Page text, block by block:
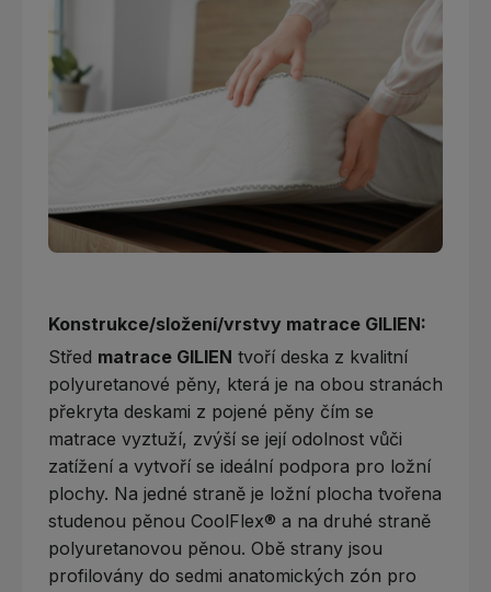
Konstrukce/složení/vrstvy matrace GILIEN:
Střed matrace GILIEN tvoří deska z kvalitní
polyuretanové pěny, která je na obou stranách
překryta deskami z pojené pěny čím se
matrace vyztuží, zvýší se její odolnost vůči
zatížení a vytvoří se ideální podpora pro ložní
plochy. Na jedné straně je ložní plocha tvořena
studenou pěnou CoolFlex® a na druhé straně
polyuretanovou pěnou. Obě strany jsou
profilovány do sedmi anatomických zón pro